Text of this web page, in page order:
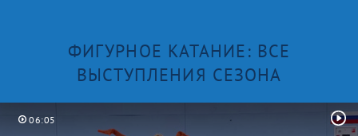
ФИГУРНОЕ КАТАНИЕ: ВСЕ
ВЫСТУПЛЕНИЯ СЕЗОНА
06:05